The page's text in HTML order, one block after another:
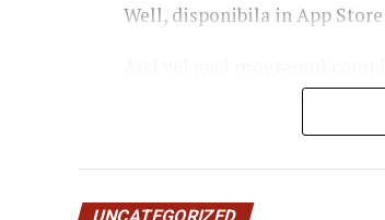
Well, disponibila in App Store
activitatile de